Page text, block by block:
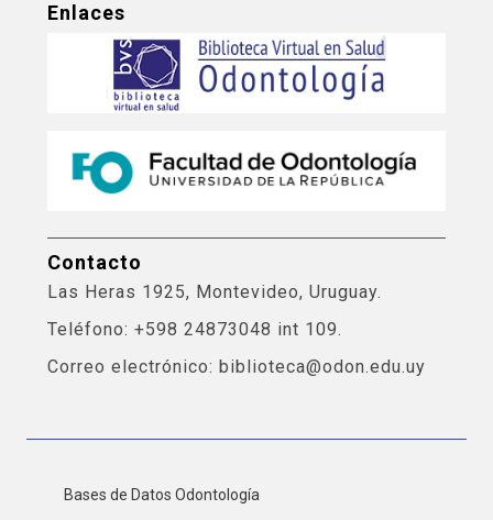
Enlaces
Contacto
Las Heras 1925, Montevideo, Uruguay.
Teléfono: +598 24873048 int 109.
Correo electrónico: biblioteca@odon.edu.uy
Bases de Datos Odontología